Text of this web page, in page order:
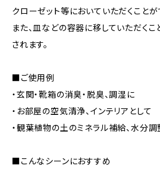
クローゼット等においていただくことが
また、皿などの容器に移していただく
されます。
■ご使用例
・玄関・靴箱の消臭・脱臭、調湿に
・お部屋の空気清浄、インテリアとして
・観葉植物の土のミネラル補給、水分調
■こんなシーンにおすすめ